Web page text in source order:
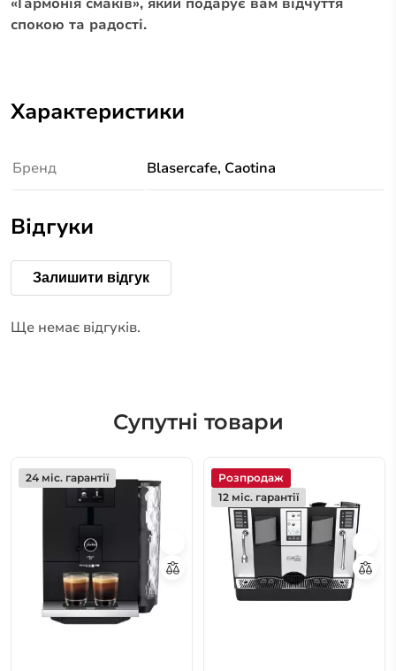
спокою та радості.
Характеристики
Бренд Blasercafe, Caotina
Відгуки
Залишити відгук
Ще немає відгуків.
Супутні товари
24 міс. гарантії
Розпродаж
12 міс. гарантії